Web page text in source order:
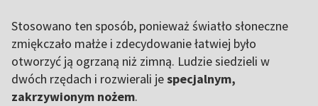
Stosowano ten sposób, ponieważ światło słoneczne
zmiękczało małże i zdecydowanie łatwiej było
otworzyć ją ogrzaną niż zimną. Ludzie siedzieli w
dwóch rzędach i rozwierali jespecjalnym,
zakrzywionym nożem.